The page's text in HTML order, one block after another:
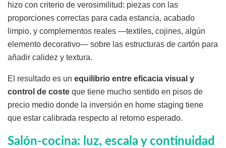
hizo con criterio de verosimilitud: piezas con las
proporciones correctas para cada estancia, acabado
limpio, y complementos reales —textiles, cojines, algún
elemento decorativo— sobre las estructuras de cartón para
añadir calidez y textura.
El resultado es un equilibrio entre eficacia visual y
control de coste que tiene mucho sentido en pisos de
precio medio donde la inversión en home staging tiene
que estar calibrada respecto al retorno esperado.
Salón-cocina: luz, escala y continuidad